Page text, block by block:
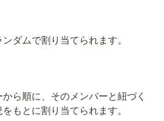
ダムで割り当てられます。
ら順に、そのメンバーと紐づく
もとに割り当てられます。